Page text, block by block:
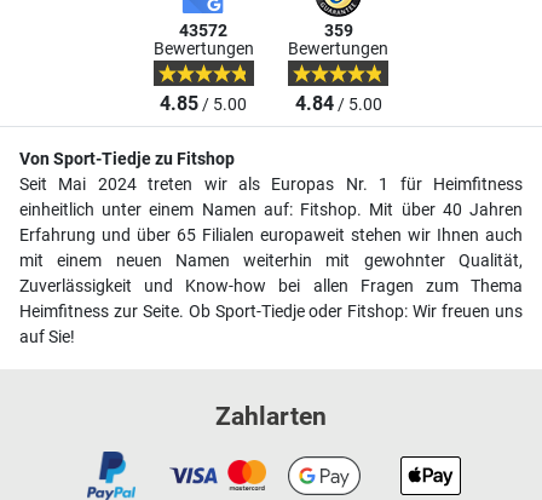
43572
Bewertungen
4.85/ 5.00
359
Bewertungen
4.84/ 5.00
Von Sport-Tiedje zu Fitshop
Seit Mai 2024 treten wir als Europas Nr. 1 für Heimfitness
einheitlich unter einem Namen auf: Fitshop. Mit über 40 Jahren
Erfahrung und über 65 Filialen europaweit stehen wir Ihnen auch
mit einem neuen Namen weiterhin mit gewohnter Qualität,
Zuverlässigkeit und Know-how bei allen Fragen zum Thema
Heimfitness zur Seite. Ob Sport-Tiedje oder Fitshop: Wir freuen uns
auf Sie!
Zahlarten